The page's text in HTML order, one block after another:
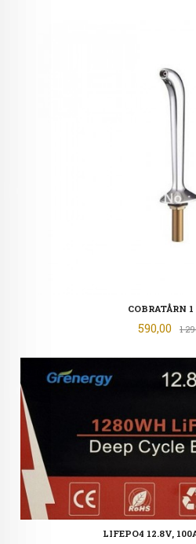
COBRATÅRN
Tilbud
590,00 1
LIFEPO4 12.8V,